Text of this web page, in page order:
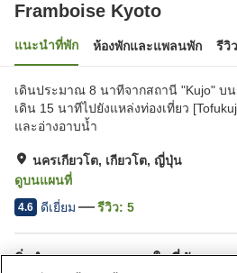
Framboise Kyoto
แนะนำที่พัก ห้องพักและแพลนพัก รีวิว
เดินประมาณ 8 นาทีจากสถานี "Kujo" บ
เดิน 15 นาทีไปยังแหล่งท่องเที่ยว
และอ่างอาบน้ำ
นครเกียวโต, เกียวโต, ญี่ปุ่น
ดูบนแผนที่
4.6 ดีเยี่ยม รีวิว: 5
สิ่งอำนวยความสะดวกในที่พัก